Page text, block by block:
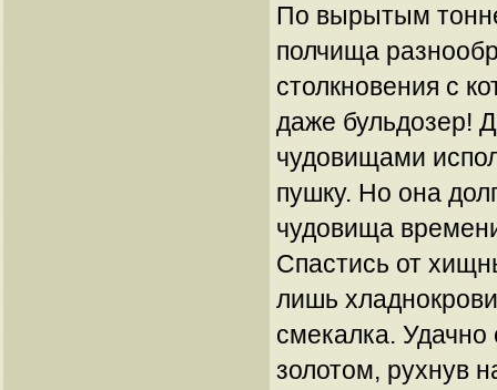
По вырытым
полчища
столкновения с
даже бульдозер!
чудовищами
пушку. Но она
чудовища
Спастись от
лишь
смекалка.
золотом, рухнув